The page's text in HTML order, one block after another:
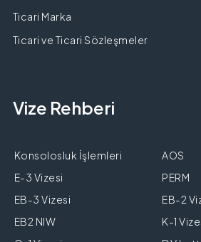
Ticari Marka
Ticari ve Ticari Sözleşmeler
Vize Rehberi
Konsolosluk İşlemleri
AOS
E-3 Vizesi
PERM
EB-3 Vizesi
EB-2
EB2 NIW
K-1